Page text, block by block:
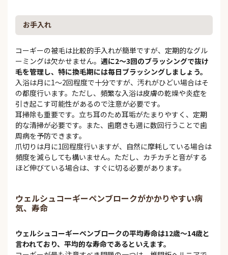
お手入れ
コーギーの被毛は比較的手入れが簡単ですが、定期的なグル
ーミングは欠かせません。 週に2〜3回のブラッシングで抜け
毛を管理し、特に換毛期には毎日ブラッシングしましょう。
入浴は月に1〜2回程度で十分ですが、汚れがひどい場合はそ
の都度行います。ただし、頻繁な入浴は皮膚の乾燥や炎症を
引き起こす可能性があるので注意が必要です。
耳掃除も重要です。立ち耳のため耳垢がたまりやすく、定期
的な清掃が必要です。また、歯磨きも週に数回行うことで歯
周病を予防できます。
爪切りは月に1回程度行いますが、自然に摩耗している場合は
頻度を減らしても構いません。ただし、カチカチと音がする
ほど伸びている場合は、すぐに切る必要があります。
ウェルシュコーギーペンブロークがかかりやすい病
気、寿命
ウェルシュコーギーペンブロークの平均寿命は12歳～14歳と
言われており、平均的な寿命であるといえます。